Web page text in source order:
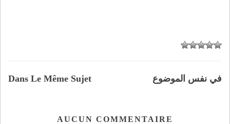
Dans Le Même Sujet في نفس الموضوع
AUCUN COMMENTAIRE